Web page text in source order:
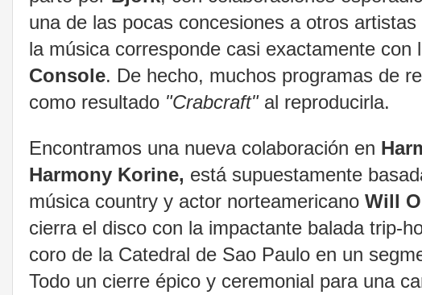
una de las pocas concesiones a otros
la música corresponde casi exactamente con
Console. De hecho, muchos programas de
como resultado "Crabcraft"al reproducirla.
Encontramos una nueva colaboración en
Harmony Korine, está supuestamente
música country y actor norteamericano Will
cierra el disco con la impactante balada trip-
coro de la Catedral de Sao Paulo en un
Todo un cierre épico y ceremonial para una